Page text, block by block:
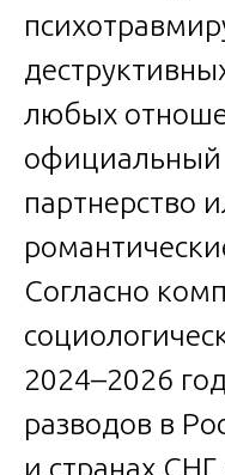
любых
официальный
партнерство
Согласно
2024–2026
разводов в
и странах